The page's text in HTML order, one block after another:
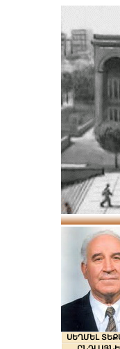
ՍԵՂՄԵԼ